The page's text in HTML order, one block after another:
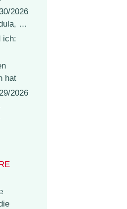
2026
…
ich:
hat
2026